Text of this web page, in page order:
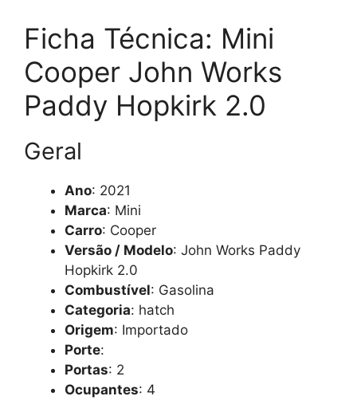
Ficha Técnica: Mini
Cooper John Works
Paddy Hopkirk 2.0
Geral
Ano: 2021
Marca: Mini
Carro: Cooper
Versão / Modelo: John Works Paddy
Hopkirk 2.0
Combustível: Gasolina
Categoria: hatch
Origem: Importado
Porte:
Portas: 2
Ocupantes: 4